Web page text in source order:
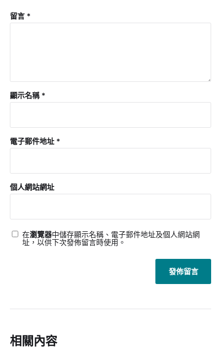
留言 *
顯示名稱 *
電子郵件地址 *
個人網站網址
在瀏覽器中儲存顯示名稱、電子郵件地址及個人網站網
址，以供下次發佈留言時使用。
相關內容